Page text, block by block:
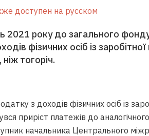
доступен на русском
2021 року до загального
фізичних осіб із
тогоріч.
з доходів фізичних осіб із
приріст платежів до
начальника Центрального